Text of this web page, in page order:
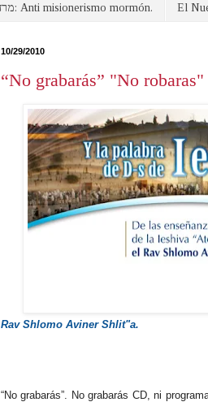
Mordejay Hofmann מרדכי הופמן: Anti misionerismo mormón. El
10/29/2010
“No grabarás” "No robaras"
Rav Shlomo Aviner Shlit"a.
“No grabarás”. No grabarás CD, ni